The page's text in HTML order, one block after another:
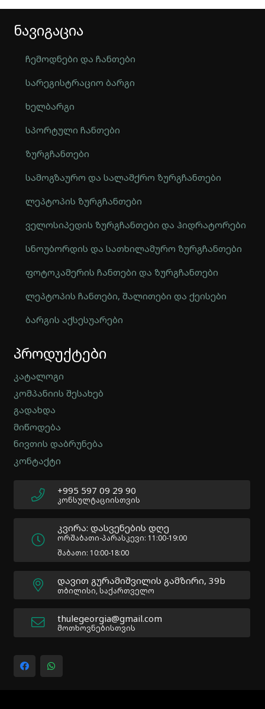
ნავიგაცია
ჩემოდნები და ჩანთები
სარეგისტრაციო ბარგი
ხელბარგი
სპორტული ჩანთები
ზურგჩანთები
სამოგზაურო და სალაშქრო ზურგჩანთები
ლეპტოპის ზურგჩანთები
ველოსიპედის ზურგჩანთები და ჰიდრატორები
სნოუბორდის და სათხილამურო ზურგჩანთები
ფოტოკამერის ჩანთები და ზურგჩანთები
ლეპტოპის ჩანთები, შალითები და ქეისები
ბარგის აქსესუარები
Hierarchic
Categories
in
-
Version
2.0.12
Author:
Atakan
Docs:
https://atakanau.blogspot.com/2021/01/automatic-
menu-
plugin.html
|
Active
Theme:
Impreza
Child
(Impreza-
Parent
პროდუქტები
კატალოგი
კომპანიის შესახებ
გადახდა
მიწოდება
ნივთის დაბრუნება
კონტაქტი
+995 597 09 29 90
კონსულტაციისთვის
კვირა: დასვენების დღე
ორშაბათი-პარასკევი: 11:00-19:00
შაბათი: 10:00-18:00
დავით გურამიშვილის გამზირი, 39b
თბილისი, საქართველო
thulegeorgia@gmail.com
მოთხოვნებისთვის